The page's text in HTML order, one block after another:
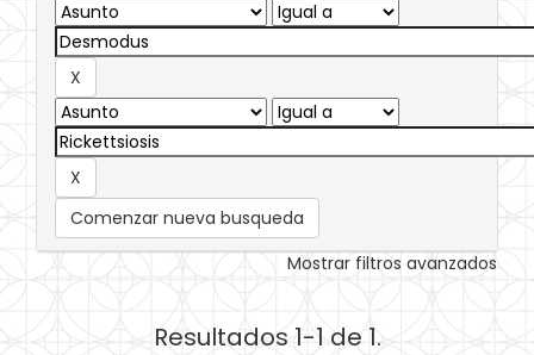
Comenzar nueva busqueda
Mostrar filtros avanzados
Resultados 1-1 de 1.